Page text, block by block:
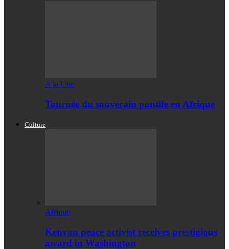
A la Une
Tournée du souverain pontife en Afrique
Culture
Afrique
Kenyan peace activist receives prestigious
award in Washington